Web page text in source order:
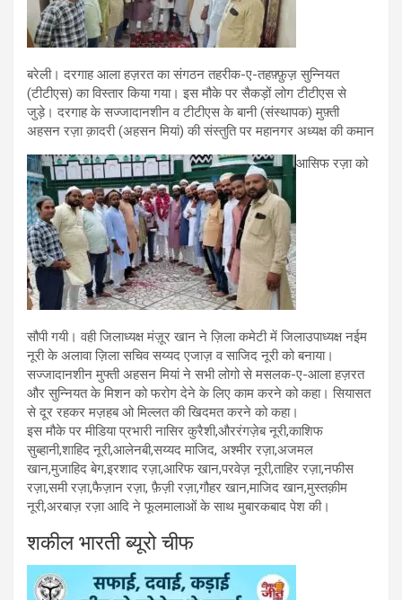
बरेली। दरगाह आला हज़रत का संगठन तहरीक-ए-तहफ़्फ़ुज़ सुन्नियत
(टीटीएस) का विस्तार किया गया। इस मौके पर सैकड़ों लोग टीटीएस से
जुड़े। दरगाह के सज्जादानशीन व टीटीएस के बानी (संस्थापक) मुफ़्ती
अहसन रज़ा क़ादरी (अहसन मियां) की संस्तुति पर महानगर अध्यक्ष की कमान
आसिफ रज़ा को
सौपी गयी। वही जिलाध्यक्ष मंज़ूर खान ने ज़िला कमेटी में जिलाउपाध्यक्ष नईम
नूरी के अलावा ज़िला सचिव सय्यद एजाज़ व साजिद नूरी को बनाया।
सज्जादानशीन मुफ्ती अहसन मियां ने सभी लोगो से मसलक-ए-आला हज़रत
और सुन्नियत के मिशन को फरोग देने के लिए काम करने को कहा। सियासत
से दूर रहकर मज़हब ओ मिल्लत की खिदमत करने को कहा।
इस मौके पर मीडिया प्रभारी नासिर कुरैशी,औररंगज़ेब नूरी,काशिफ
सुब्हानी,शाहिद नूरी,आलेनबी,सय्यद माजिद, अश्मीर रज़ा,अजमल
खान,मुजाहिद बेग,इरशाद रज़ा,आरिफ खान,परवेज़ नूरी,ताहिर रज़ा,नफीस
रज़ा,समी रज़ा,फैज़ान रज़ा, फ़ैज़ी रज़ा,गौहर खान,माजिद खान,मुस्तक़ीम
नूरी,अरबाज़ रज़ा आदि ने फूलमालाओं के साथ मुबारकबाद पेश की।
शकील भारती ब्यूरो चीफ